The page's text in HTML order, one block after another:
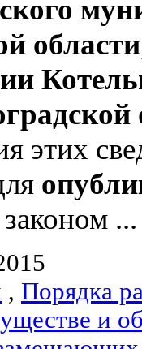
области
этих
...
, Порядка
и